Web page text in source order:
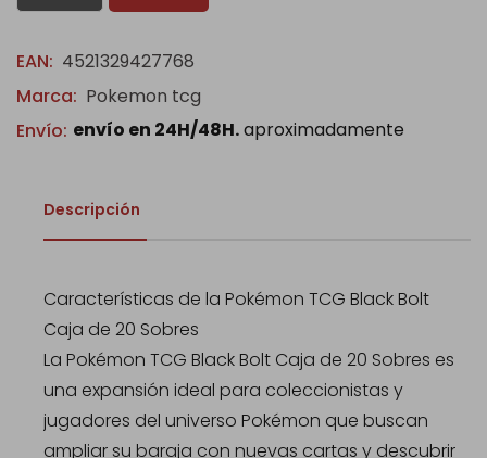
EAN: 4521329427768
Marca: Pokemon tcg
Envío: envío en 24H/48H.aproximadamente
Descripción
Características de la Pokémon TCG Black Bolt
Caja de 20 Sobres
La Pokémon TCG Black Bolt Caja de 20 Sobres es
una expansión ideal para coleccionistas y
jugadores del universo Pokémon que buscan
ampliar su baraja con nuevas cartas y descubrir